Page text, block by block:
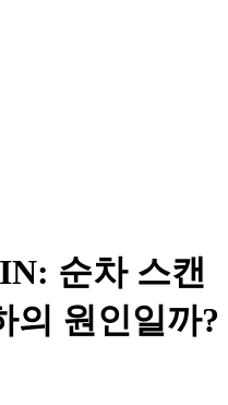
순차 스캔
의 원인일까?